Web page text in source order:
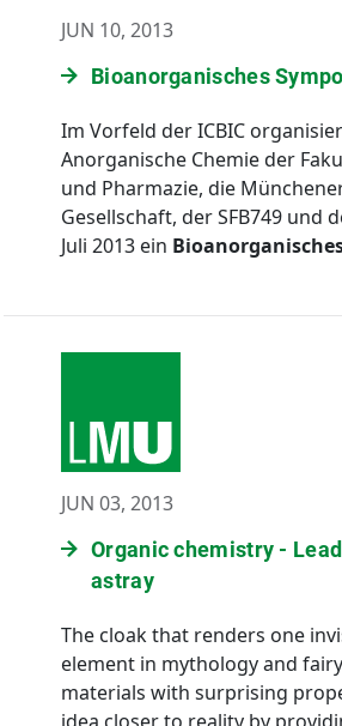
JUN 10, 2013
Bioanorganisches
Im Vorfeld der ICBIC
Anorganische Chemie der
und Pharmazie, die
Gesellschaft, der SFB749 und
Juli 2013 ein
JUN 03, 2013
Organic chemistry -
astray
The cloak that renders one
element in mythology and
materials with surprising